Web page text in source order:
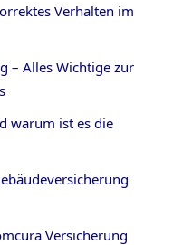
Verhalten im
– Alles Wichtige zur
warum ist es die
Versicherung